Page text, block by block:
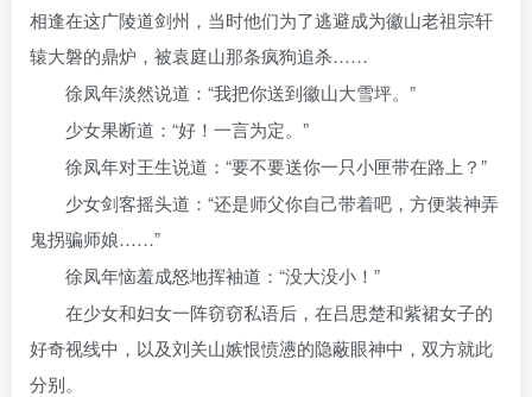
相逢在这广陵道剑州，当时他们为了逃避成为徽山老祖宗轩
辕大磐的鼎炉，被袁庭山那条疯狗追杀……
徐凤年淡然说道：“我把你送到徽山大雪坪。”
少女果断道：“好！一言为定。”
徐凤年对王生说道：“要不要送你一只小匣带在路上？”
少女剑客摇头道：“还是师父你自己带着吧，方便装神弄
鬼拐骗师娘……”
徐凤年恼羞成怒地挥袖道：“没大没小！”
在少女和妇女一阵窃窃私语后，在吕思楚和紫裙女子的
好奇视线中，以及刘关山嫉恨愤懑的隐蔽眼神中，双方就此
分别。